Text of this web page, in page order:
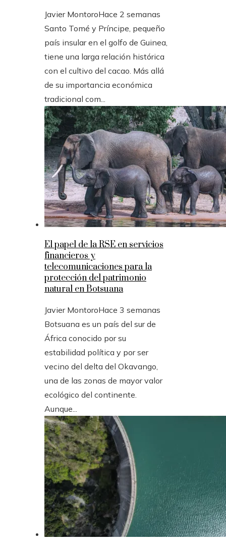
Javier MontoroHace 2 semanas
Santo Tomé y Príncipe, pequeño
país insular en el golfo de Guinea,
tiene una larga relación histórica
con el cultivo del cacao. Más allá
de su importancia económica
tradicional com...
El papel de la RSE en servicios
financieros y
telecomunicaciones para la
protección del patrimonio
natural en Botsuana
Javier MontoroHace 3 semanas
Botsuana es un país del sur de
África conocido por su
estabilidad política y por ser
vecino del delta del Okavango,
una de las zonas de mayor valor
ecológico del continente.
Aunque...